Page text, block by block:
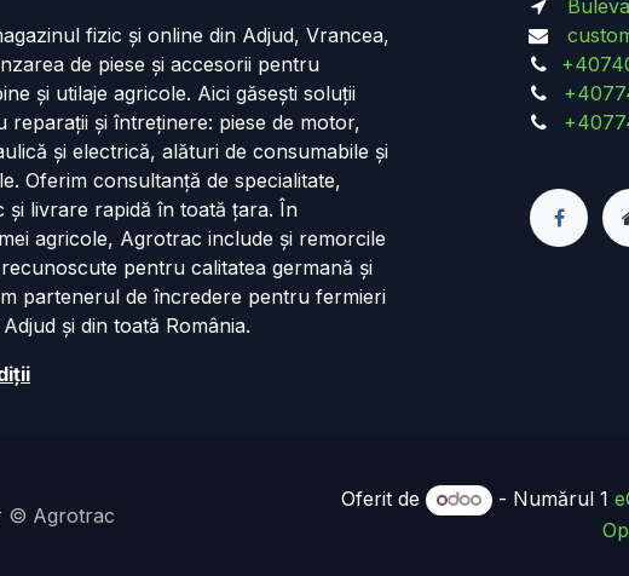
fizic și online din Adjud, Vrancea,
de piese și accesorii pentru
și utilaje agricole. Aici găsești soluții
reparații și întreținere: piese de motor,
și electrică, alături de consumabile și
Oferim consultanță de specialitate,
și livrare rapidă în toată țara. În
agricole, Agrotrac include și remorcile
pentru calitatea germană și
partenerul de încredere pentru fermieri
și din toată România.
© Agrotrac
Oferit de - Numărul 1